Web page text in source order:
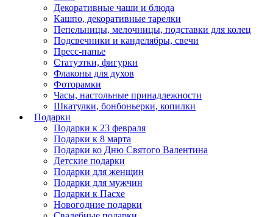
Декоративные чаши и блюда
Кашпо, декоративные тарелки
Пепельницы, мелочницы, подставки для колец
Подсвечники и канделябры, свечи
Пресс-папье
Статуэтки, фигурки
Флаконы для духов
Фоторамки
Часы, настольные принадлежности
Шкатулки, бонбоньерки, копилки
Подарки
Подарки к 23 февраля
Подарки к 8 марта
Подарки ко Дню Святого Валентина
Детские подарки
Подарки для женщин
Подарки для мужчин
Подарки к Пасхе
Новогодние подарки